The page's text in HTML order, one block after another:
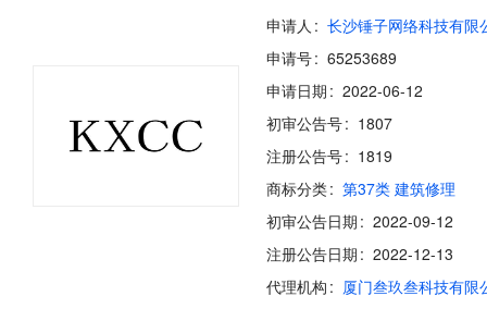
申请人
长沙锤子网络科技有限
申请号
65253689
申请日期
2022-06-12
初审公告号
1807
注册公告号
1819
商标分类
第37类 建筑修理
初审公告日期
2022-09-12
注册公告日期
2022-12-13
代理机构
厦门叁玖叁科技有限